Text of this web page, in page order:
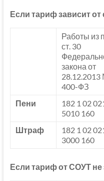
Если тариф зависит от
Работы из
ст. 30
закона от
400-ФЗ
Пени
182 1 02
5010 160
Штраф
182 1 02
3000 160
Если тариф от СОУТ не